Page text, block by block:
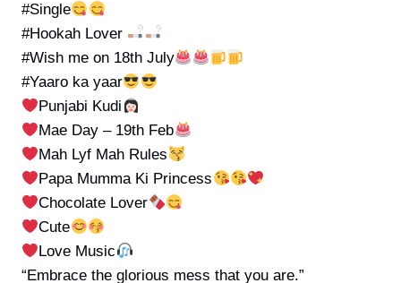
#Single
#Hookah Lover
#Wish me on 18th July
#Yaaro ka yaar
Punjabi Kudi
Mae Day – 19th Feb
Mah Lyf Mah Rules
Papa Mumma Ki Princess
Chocolate Lover
Cute
Love Music
“Embrace the glorious mess that you are.”